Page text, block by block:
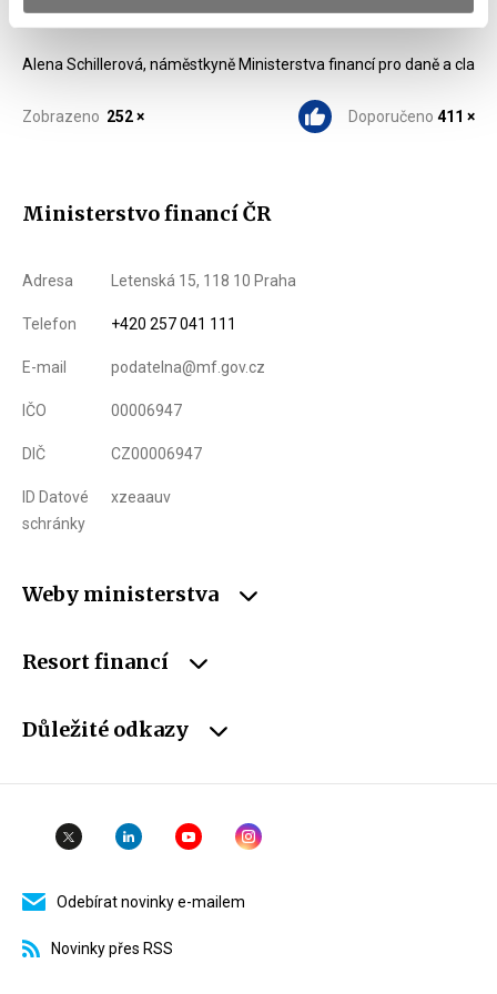
Stejně jako neplatit daně. Ale hezky to do sebe zapadá.
Alena Schillerová, náměstkyně Ministerstva financí pro daně a cla
Zobrazeno 252 × Doporučeno 411 ×
Ministerstvo financí ČR
Adresa Letenská 15, 118 10 Praha
Telefon +420 257 041 111
E-mail podatelna@mf.gov.cz
IČO 00006947
DIČ CZ00006947
ID Datové
schránky
xzeaauv
Weby ministerstva
Resort financí
Důležité odkazy
Odebírat novinky e-mailem
Novinky přes RSS